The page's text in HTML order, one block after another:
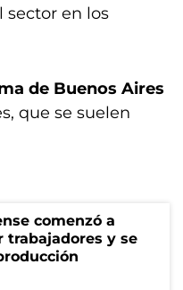
sector en los
de Buenos Aires
que se suelen
comenzó a
trabajadores y se